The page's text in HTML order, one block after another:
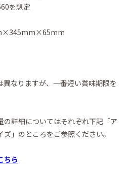
を想定
なりますが、一番短い賞味期限を
詳細についてはそれぞれ下記「ア
」のところをご参照ください。
ちら